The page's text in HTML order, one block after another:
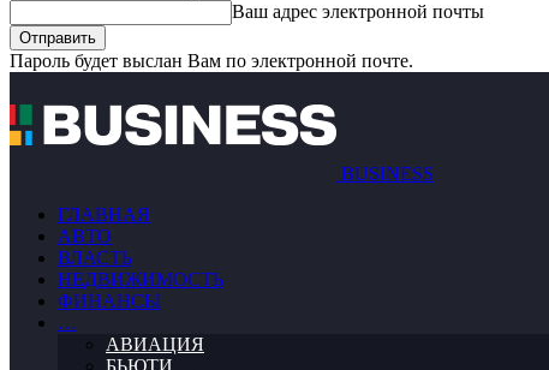
Ваш адрес электронной почты
Пароль будет выслан Вам по электронной почте.
BUSINESS
ГЛАВНАЯ
АВТО
ВЛАСТЬ
НЕДВИЖИМОСТЬ
ФИНАНСЫ
…
АВИАЦИЯ
БЬЮТИ